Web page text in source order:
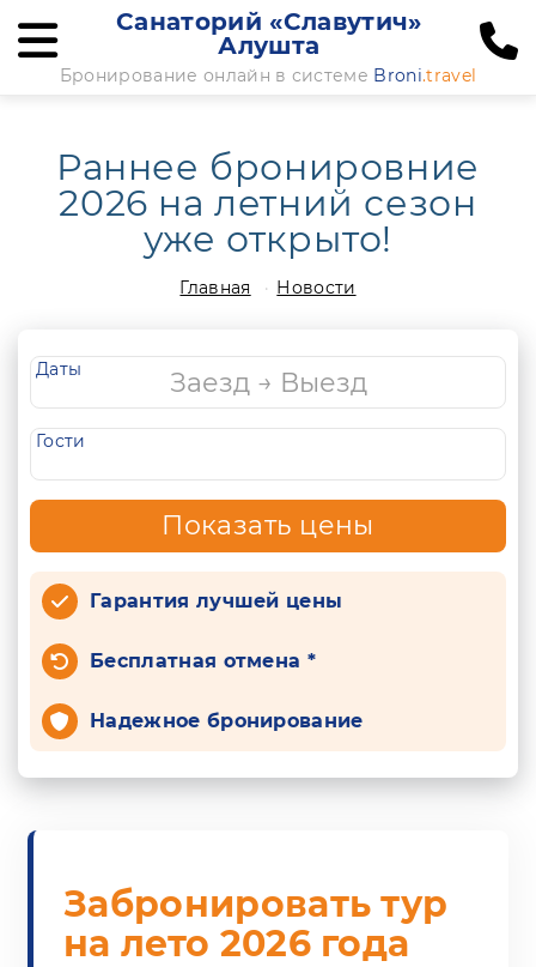
Санаторий «Славутич»
Алушта
Бронирование онлайн в системе Broni.travel
Раннее бронировние
2026 на летний сезон
уже открыто!
Главная Новости
Даты
Гости
Показать цены
Гарантия лучшей цены
Бесплатная отмена *
Надежное бронирование
Забронировать тур
на лето 2026 года